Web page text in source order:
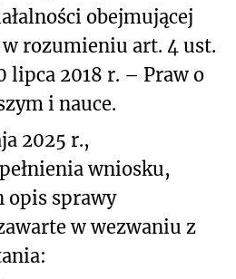
obejmującej
rozumieniu art. 4 ust.
lipca 2018 r. – Praw o
i nauce.
2025 r.,
wniosku,
opis sprawy
w wezwaniu z